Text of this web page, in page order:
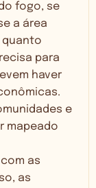
fogo, se
a área
quanto
para
haver
e
mapeado
as
as